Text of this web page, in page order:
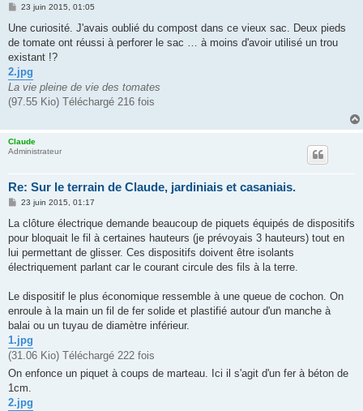
M
s
a
g
23 juin 2015, 01:05
Une curiosité. J'avais oublié du compost dans ce vieux sac. Deux pieds
de tomate ont réussi à perforer le sac … à moins d'avoir utilisé un trou
existant !?
2.jpg
La vie pleine de vie des tomates
(97.55 Kio) Téléchargé 216 fois
Claude
Administrateur
Re: Sur le terrain de Claude, jardiniais et casaniais.
M
s
a
g
e
23 juin 2015, 01:17
La clôture électrique demande beaucoup de piquets équipés de dispositifs
pour bloquait le fil à certaines hauteurs (je prévoyais 3 hauteurs) tout en
lui permettant de glisser. Ces dispositifs doivent être isolants
électriquement parlant car le courant circule des fils à la terre.
Le dispositif le plus économique ressemble à une queue de cochon. On
enroule à la main un fil de fer solide et plastifié autour d'un manche à
balai ou un tuyau de diamètre inférieur.
1.jpg
(31.06 Kio) Téléchargé 222 fois
On enfonce un piquet à coups de marteau. Ici il s'agit d'un fer à béton de
1cm.
2.jpg